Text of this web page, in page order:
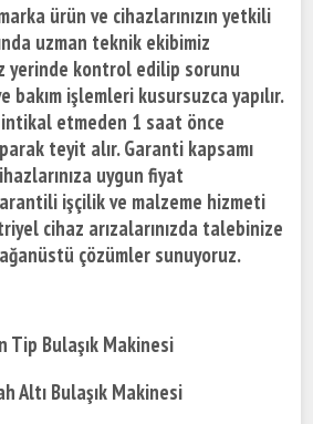
ürün ve cihazlarınızın yetkili
uzman teknik ekibimiz
yerinde kontrol edilip sorunu
işlemleri kusursuzca yapılır.
etmeden 1 saat önce
teyit alır. Garanti kapsamı
uygun fiyat
işçilik ve malzeme hizmeti
cihaz arızalarınızda talebinize
çözümler sunuyoruz.
Tip Bulaşık Makinesi
Altı Bulaşık Makinesi